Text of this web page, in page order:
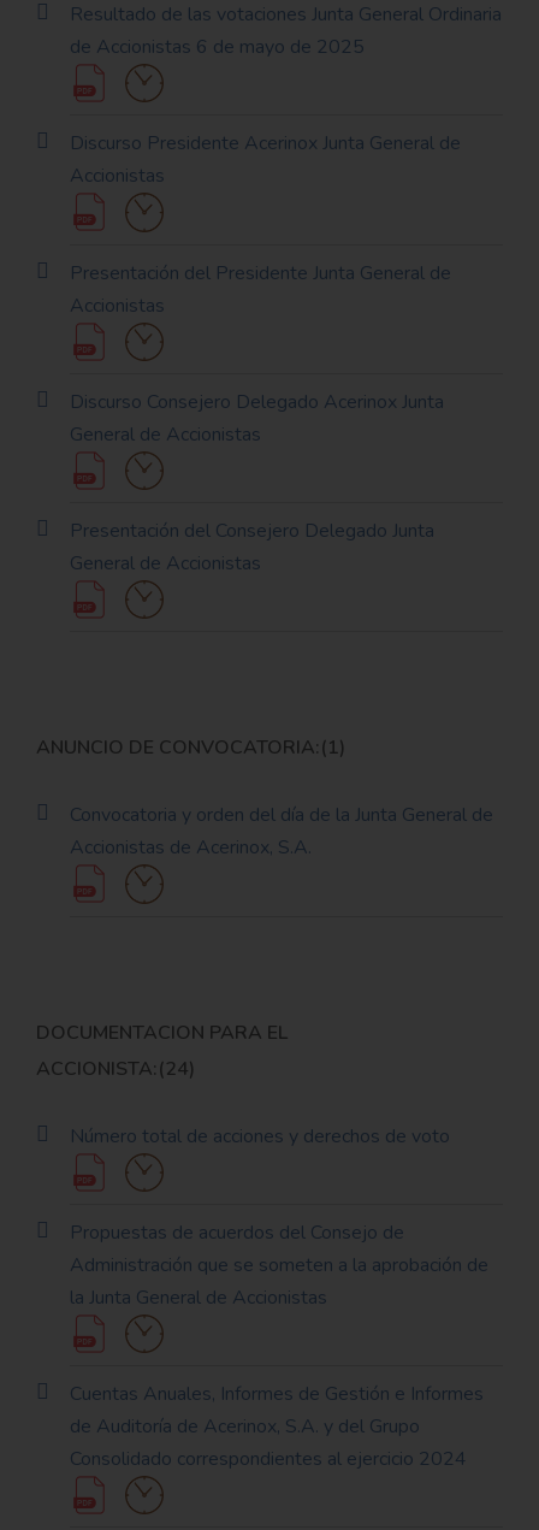
Resultado de las votaciones Junta General Ordinaria
de Accionistas 6 de mayo de 2025
Discurso Presidente Acerinox Junta General de
Accionistas
Presentación del Presidente Junta General de
Accionistas
Discurso Consejero Delegado Acerinox Junta
General de Accionistas
Presentación del Consejero Delegado Junta
General de Accionistas
ANUNCIO DE CONVOCATORIA:(1)
Convocatoria y orden del día de la Junta General de
Accionistas de Acerinox, S.A.
DOCUMENTACION PARA EL
ACCIONISTA:(24)
Número total de acciones y derechos de voto
Propuestas de acuerdos del Consejo de
Administración que se someten a la aprobación de
la Junta General de Accionistas
Cuentas Anuales, Informes de Gestión e Informes
de Auditoría de Acerinox, S.A. y del Grupo
Consolidado correspondientes al ejercicio 2024